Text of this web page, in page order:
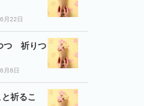
月22日
つ 祈りつ
月8日
祈るこ